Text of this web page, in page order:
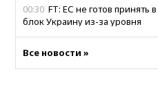
00:30 FT: ЕС не готов принять в
блок Украину из-за уровня
вчера, 23:35Лукашенко
объяснил экономическую
Все новости »